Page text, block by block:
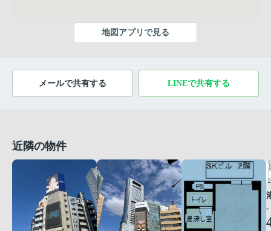
地図アプリで見る
メールで共有する LINEで共有する
近隣の物件
-